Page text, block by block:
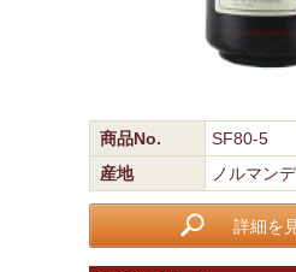
商品No. SF80-5
産地
ノルマン
詳細を